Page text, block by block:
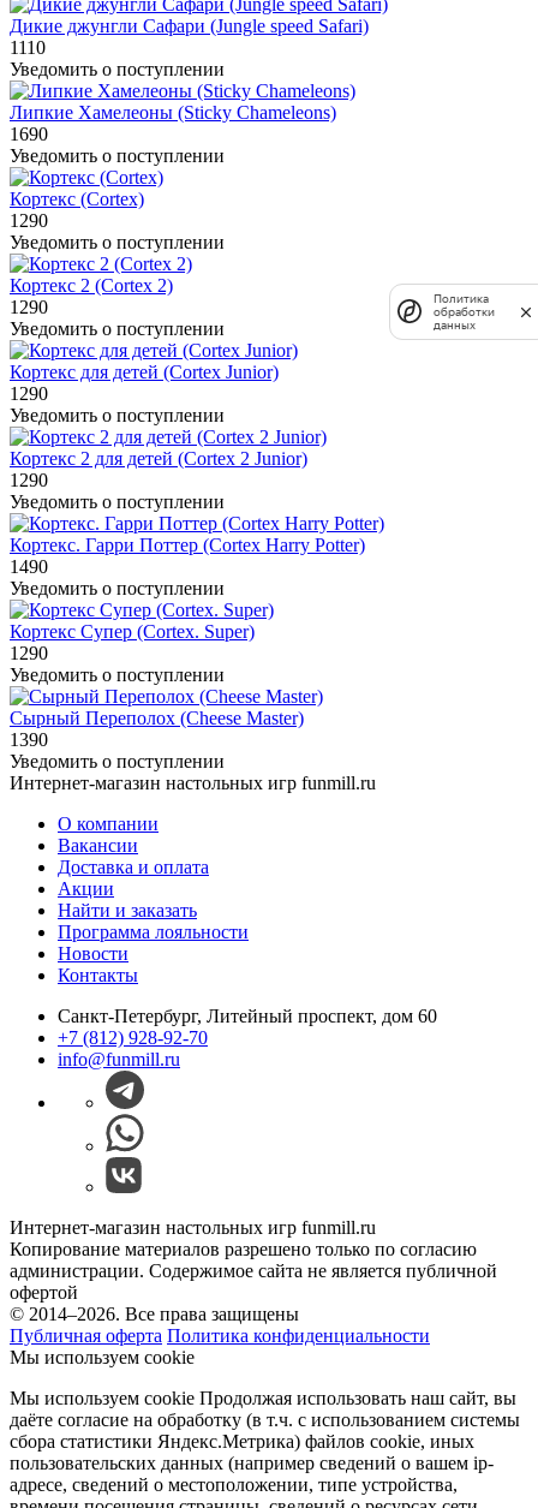
Дикие джунгли Сафари (Jungle speed Safari)
1110
Уведомить о поступлении
Липкие Хамелеоны (Sticky Chameleons)
1690
Уведомить о поступлении
Кортекс (Cortex)
1290
Уведомить о поступлении
Кортекс 2 (Cortex 2)
1290
Уведомить о поступлении
Кортекс для детей (Cortex Junior)
1290
Уведомить о поступлении
Кортекс 2 для детей (Cortex 2 Junior)
1290
Уведомить о поступлении
Кортекс. Гарри Поттер (Cortex Harry Potter)
1490
Уведомить о поступлении
Кортекс Супер (Cortex. Super)
1290
Уведомить о поступлении
Сырный Переполох (Cheese Master)
1390
Уведомить о поступлении
Интернет-магазин настольных игр funmill.ru
О компании
Вакансии
Доставка и оплата
Акции
Найти и заказать
Программа лояльности
Новости
Контакты
Санкт-Петербург, Литейный проспект, дом 60
+7 (812) 928-92-70
info@funmill.ru
Интернет-магазин настольных игр funmill.ru
Копирование материалов разрешено только по согласию
администрации. Содержимое сайта не является публичной
офертой
© 2014–2026. Все права защищены
Публичная оферта Политика конфиденциальности
Мы используем cookie
Мы используем cookie Продолжая использовать наш cайт, вы
даёте согласие на обработку (в т.ч. с использованием системы
сбора статистики Яндекс.Метрика) файлов cookie, иных
пользовательских данных (например сведений о вашем ip-
адресе, сведений о местоположении, типе устройства,
Политика
обработки
данных